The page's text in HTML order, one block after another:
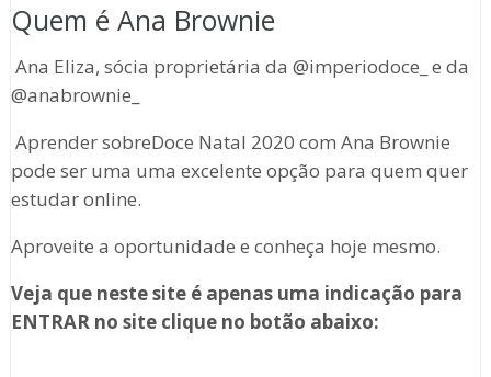
Quem é Ana Brownie
Ana Eliza, sócia proprietária da @imperiodoce_ e da
@anabrownie_
Aprender sobreDoce Natal 2020 com Ana Brownie
pode ser uma uma excelente opção para quem quer
estudar online.
Aproveite a oportunidade e conheça hoje mesmo.
Veja que neste site é apenas uma indicação para
ENTRAR no site clique no botão abaixo: